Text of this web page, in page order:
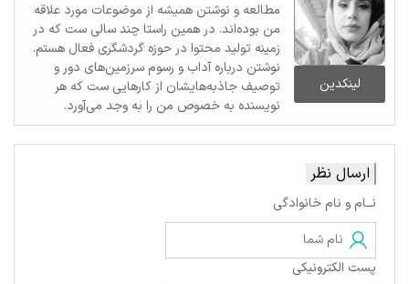
لینکدین
مطالعه و نوشتن همیشه از موضوعات مورد علاقه
من بوده‌اند. در همین راستا چند سالی ست که در
زمینه تولید محتوا در حوزه گردشگری فعال هستم.
نوشتن درباره آداب و رسوم سرزمین‌های دور و
توصیف جاذبه‌هایشان از کارهایی ست که هر
نویسنده به خصوص من را به وجد می‌آورد.
ارسال نظر
نــام و نام خانوادگی
پست الکترونیکی